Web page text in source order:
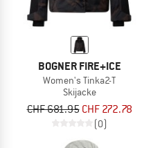
BOGNER FIRE+ICE
Women's Tinka2-T
Skijacke
CHF 681.95 CHF 272.78
(0)